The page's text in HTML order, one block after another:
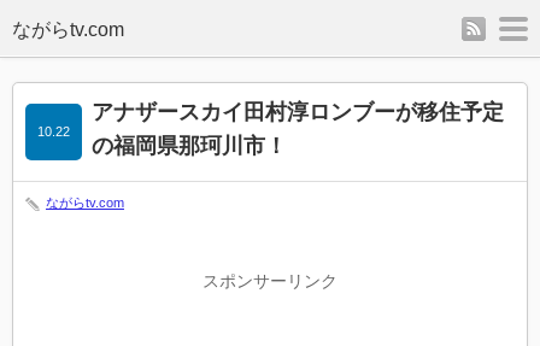
rss
アナザースカイ田村淳ロンブーが移住予定
の福岡県那珂川市！
10.22
ながらtv.com
スポンサーリンク